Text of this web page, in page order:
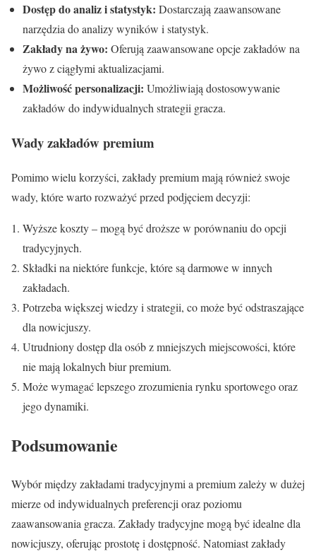
Dostęp do analiz i statystyk: Dostarczają zaawansowane
narzędzia do analizy wyników i statystyk.
Zakłady na żywo: Oferują zaawansowane opcje zakładów na
żywo z ciągłymi aktualizacjami.
Możliwość personalizacji: Umożliwiają dostosowywanie
zakładów do indywidualnych strategii gracza.
Wady zakładów premium
Pomimo wielu korzyści, zakłady premium mają również swoje
wady, które warto rozważyć przed podjęciem decyzji:
Wyższe koszty – mogą być droższe w porównaniu do opcji
tradycyjnych.
Składki na niektóre funkcje, które są darmowe w innych
zakładach.
Potrzeba większej wiedzy i strategii, co może być odstraszające
dla nowicjuszy.
Utrudniony dostęp dla osób z mniejszych miejscowości, które
nie mają lokalnych biur premium.
Może wymagać lepszego zrozumienia rynku sportowego oraz
jego dynamiki.
Podsumowanie
Wybór między zakładami tradycyjnymi a premium zależy w dużej
mierze od indywidualnych preferencji oraz poziomu
zaawansowania gracza. Zakłady tradycyjne mogą być idealne dla
nowicjuszy, oferując prostotę i dostępność. Natomiast zakłady